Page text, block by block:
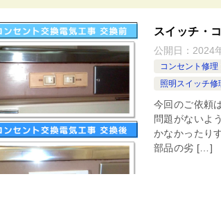
スイッチ・
公開日： 2024
コンセント修
照明スイッチ
今回のご依頼
問題がないよ
かなかったり
部品の劣 […]